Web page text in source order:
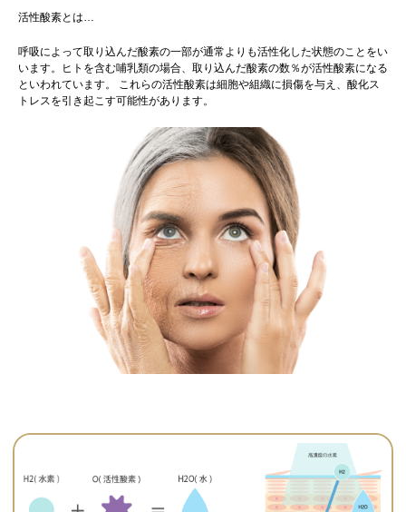
活性酸素とは…
呼吸によって取り込んだ酸素の一部が通常よりも活性化した状態のことをい
います。ヒトを含む哺乳類の場合、取り込んだ酸素の数％が活性酸素になる
といわれています。 これらの活性酸素は細胞や組織に損傷を与え、酸化ス
トレスを引き起こす可能性があります。